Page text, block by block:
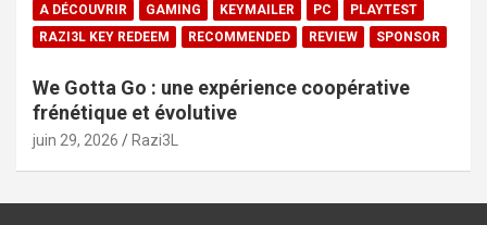
A DÉCOUVRIR GAMING KEYMAILER PC
PLAYTEST
RAZI3L KEY REDEEM
RECOMMENDED REVIEW SPONSOR
We Gotta Go : une expérience coopérative
frénétique et évolutive
juin 29, 2026 Razi3L